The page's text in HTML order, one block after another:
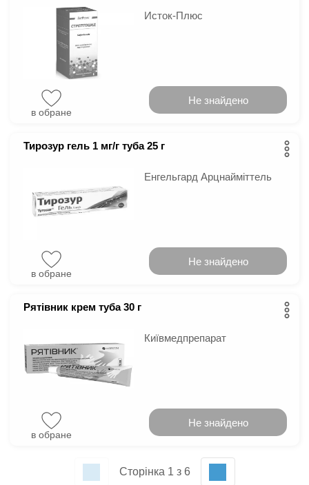
Исток-Плюс
в обране
Не знайдено
Тирозур гель 1 мг/г туба 25 г
Енгельгард Арцнайміттель
в обране
Не знайдено
Рятівник крем туба 30 г
Київмедпрепарат
в обране
Не знайдено
Сторінка 1 з 6